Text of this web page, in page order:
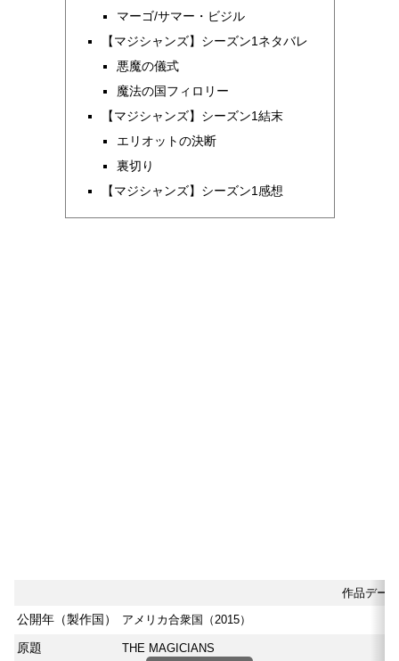
マーゴ/サマー・ビジル
【マジシャンズ】シーズン1ネタバレ
悪魔の儀式
魔法の国フィロリー
【マジシャンズ】シーズン1結末
エリオットの決断
裏切り
【マジシャンズ】シーズン1感想
作品データ
公開年（製作国） アメリカ合衆国（2015）
原題 THE MAGICIANS